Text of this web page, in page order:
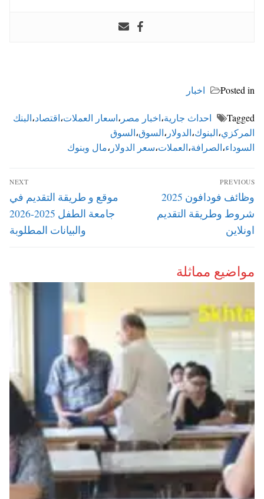
Posted in اخبار
Tagged احداث جارية،اخبار مصر ،اسعار العملات،اقتصاد،البنك
المركزي،البنوك،الدولار ،السوق،السوق
السوداء،الصرافة،العملات،سعر الدولار ،مال وبنوك
تصفّح
المقالات
PREVIOUS
Previous
post:
وظائف فودافون 2025
شروط وطريقة التقديم
اونلاين
NEXT
Next
post:
موقع و طريقة التقديم في
جامعة الطفل 2025-2026
والبيانات المطلوبة
مواضيع مماثلة